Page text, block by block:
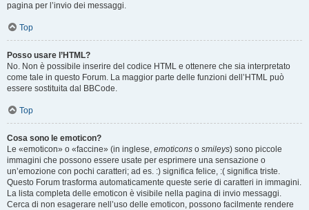
pagina per l’invio dei messaggi.
Top
Posso usare l’HTML?
No. Non è possibile inserire del codice HTML e ottenere che sia interpretato
come tale in questo Forum. La maggior parte delle funzioni dell’HTML può
essere sostituita dal BBCode.
Top
Cosa sono le emoticon?
Le «emoticon» o «faccine» (in inglese, emoticons o smileys) sono piccole
immagini che possono essere usate per esprimere una sensazione o
un’emozione con pochi caratteri; ad es. :) significa felice, :( significa triste.
Questo Forum trasforma automaticamente queste serie di caratteri in immagini.
La lista completa delle emoticon è visibile nella pagina di invio messaggi.
Cerca di non esagerare nell’uso delle emoticon, possono facilmente rendere